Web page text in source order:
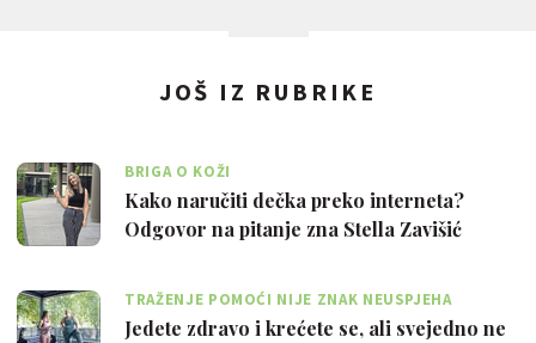
JOŠ IZ RUBRIKE
BRIGA O KOŽI
Kako naručiti dečka preko interneta?
Odgovor na pitanje zna Stella Zavišić
TRAŽENJE POMOĆI NIJE ZNAK NEUSPJEHA
Jedete zdravo i krećete se, ali svejedno ne